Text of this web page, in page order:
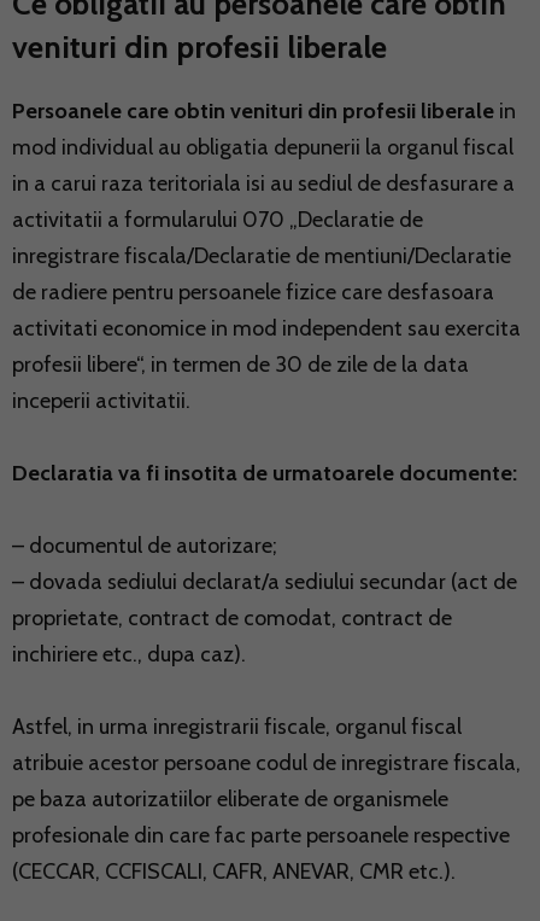
venituri din profesii liberale
Persoanele care obtin venituri din profesii liberale in
mod individual au obligatia depunerii la organul fiscal
in a carui raza teritoriala isi au sediul de desfasurare a
activitatii a formularului 070 „Declaratie de
inregistrare fiscala/Declaratie de mentiuni/Declaratie
de radiere pentru persoanele fizice care desfasoara
activitati economice in mod independent sau exercita
profesii libere“, in termen de 30 de zile de la data
inceperii activitatii.
Declaratia va fi insotita de urmatoarele documente:
– documentul de autorizare;
– dovada sediului declarat/a sediului secundar (act de
proprietate, contract de comodat, contract de
inchiriere etc., dupa caz).
Astfel, in urma inregistrarii fiscale, organul fiscal
atribuie acestor persoane codul de inregistrare fiscala,
pe baza autorizatiilor eliberate de organismele
profesionale din care fac parte persoanele respective
(CECCAR, CCFISCALI, CAFR, ANEVAR, CMR etc.).